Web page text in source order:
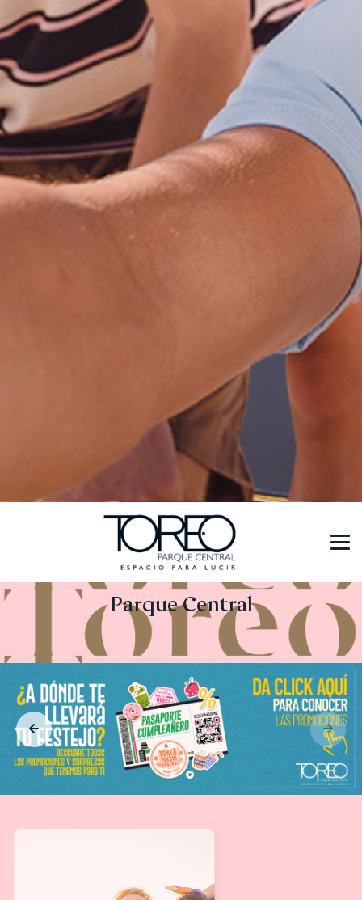
Parque Central